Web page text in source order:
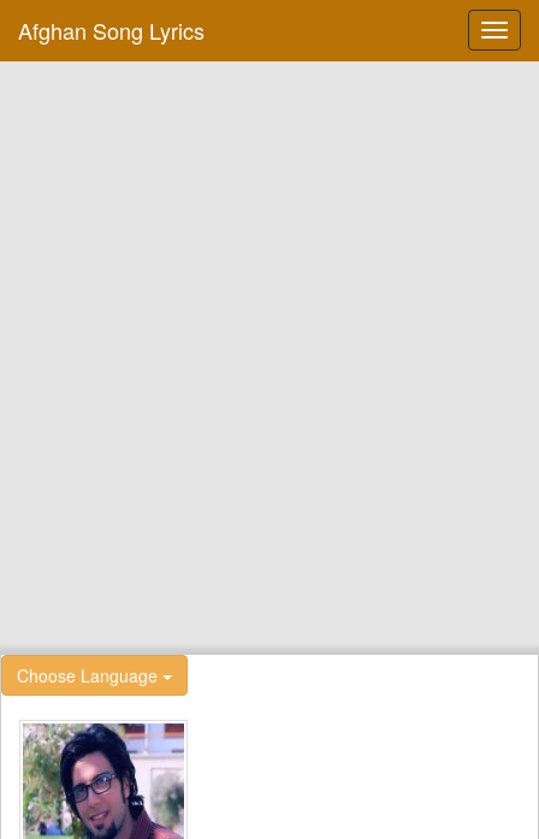
Afghan Song Lyrics
Choose Language